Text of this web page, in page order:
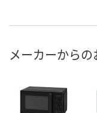
メーカーから